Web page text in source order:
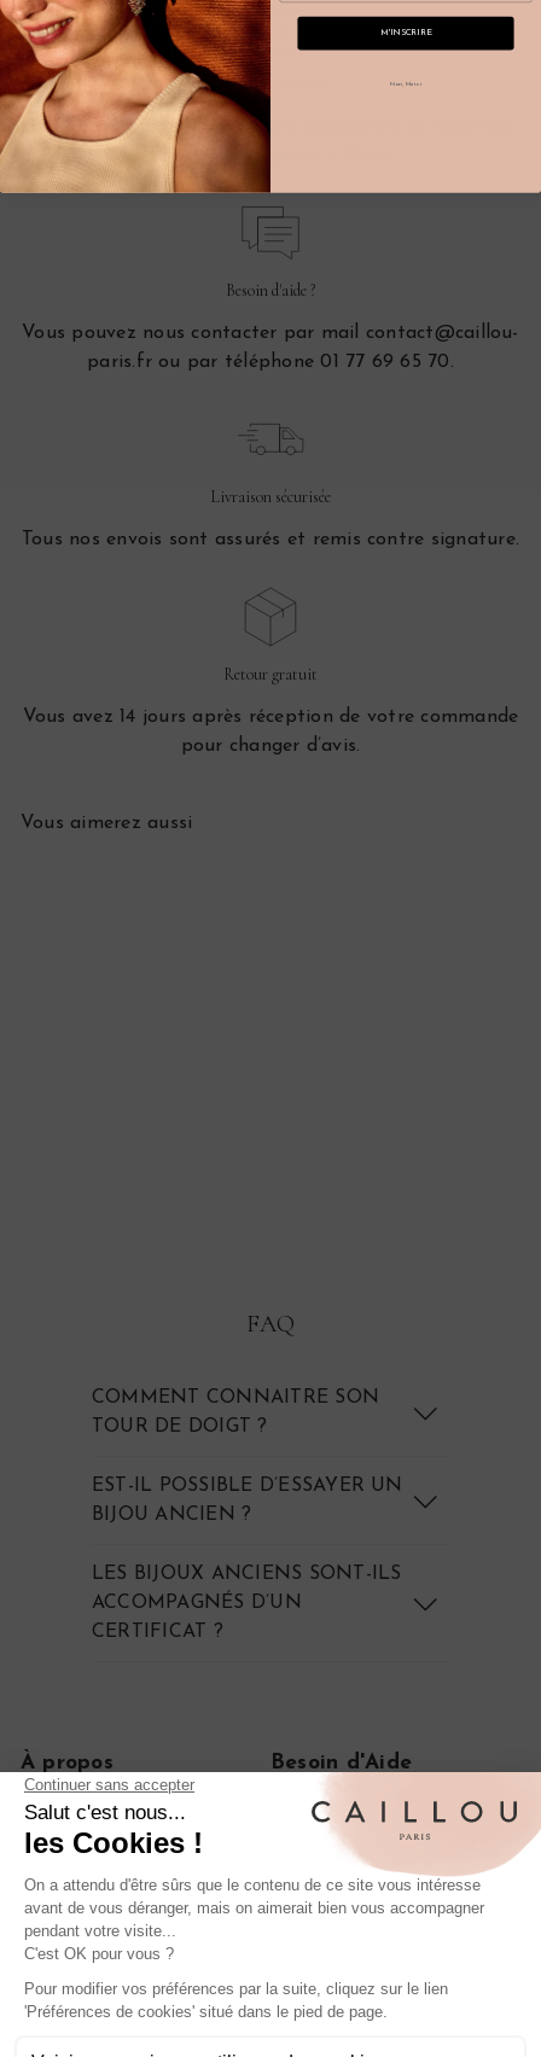
Paiement sécurisé
Par CB ou par Paypal, avec la possibilité de régler en
plusieurs fois grâce à Alma.
Besoin d'aide ?
Vous pouvez nous contacter par mail contact@caillou-
paris.fr ou par téléphone 01 77 69 65 70.
Livraison sécurisée
Tous nos envois sont assurés et remis contre signature.
Retour gratuit
Vous avez 14 jours après réception de votre commande
pour changer d’avis.
Vous aimerez aussi
FAQ
COMMENT CONNAITRE SON
TOUR DE DOIGT ?
EST-IL POSSIBLE D’ESSAYER UN
BIJOU ANCIEN ?
LES BIJOUX ANCIENS SONT-ILS
ACCOMPAGNÉS D’UN
CERTIFICAT ?
À propos
Notre histoire
On parle de nous
Mentions légales
Besoin d'Aide
Politique de confidentialité
Livraisons et retours
Rétractation de commande
Nos iconiques
Bagues anciennes en diamant
Boucles d'oreilles anciennes en or
M'INSCRIRE
Non, Merci